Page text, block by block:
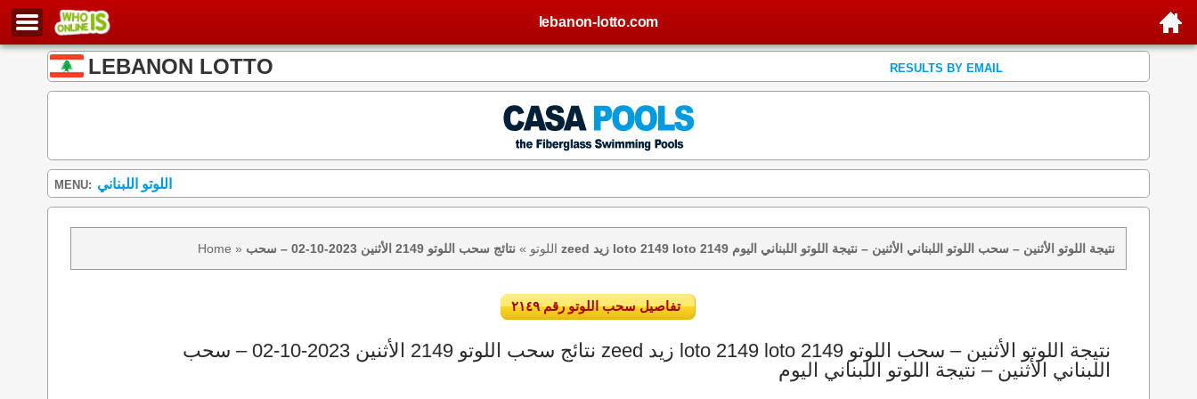
lebanon-lotto.com
LEBANON LOTTO RESULTS BY EMAIL
MENU: اللوتو اللبناني
Home » اللوتو » نتائج سحب اللوتو 2149 الأثنين 2023-10-02 – سحب zeed زيد loto 2149 loto 2149 نتيجة اللوتو الأثنين – سحب اللوتو اللبناني الأثنين – نتيجة اللوتو اللبناني اليوم
تفاصيل سحب اللوتو رقم ٢١٤٩
نتائج سحب اللوتو 2149 الأثنين 2023-10-02 – سحب zeed زيد loto 2149 loto 2149 نتيجة اللوتو الأثنين – سحب اللوتو
اللبناني الأثنين – نتيجة اللوتو اللبناني اليوم